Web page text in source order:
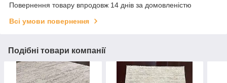
Повернення товару впродовж 14 днів за домовленістю
Всі умови повернення
Подібні товари компанії